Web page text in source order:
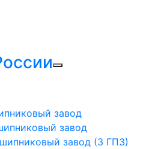
завод
завод
завод (3 ГПЗ)